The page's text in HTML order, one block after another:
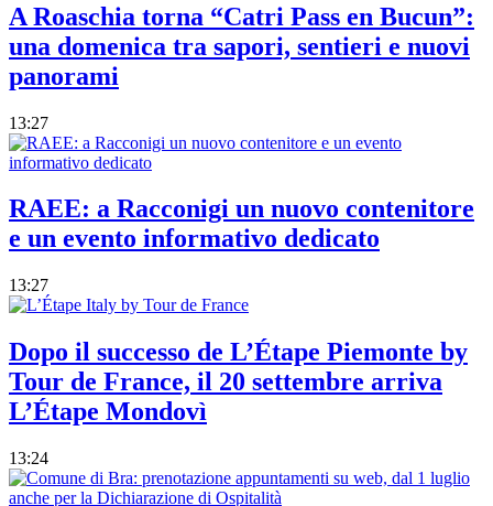
A Roaschia torna “Catri Pass en Bucun”:
una domenica tra sapori, sentieri e nuovi
panorami
13:27
RAEE: a Racconigi un nuovo contenitore
e un evento informativo dedicato
13:27
Dopo il successo de L’Étape Piemonte by
Tour de France, il 20 settembre arriva
L’Étape Mondovì
13:24